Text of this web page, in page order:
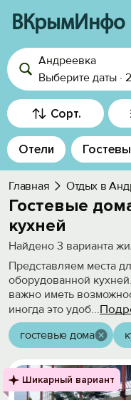
ВКрымИнфо
Войти
Избранное
История
Добавить
Андреевка
Выберите даты ·
Сорт.
Отели
Главная Отдых в
Гостевые
кухней
Найдено 3 варианта
Представляем места
оборудованной
важно иметь
иногда это удоб...
гостевые дома
Шикарный вариант